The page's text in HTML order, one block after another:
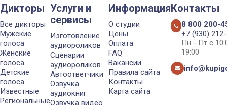
Дикторы
Все дикторы
Мужские
голоса
Женские
голоса
Детские
голоса
Известные
Региональные
Услуги и
сервисы
Изготовление
аудиороликов
Сценарии
аудиороликов
Автоответчики
Озвучка
аудиокниг
Озвучка видео
Информация
О студии
Цены
Оплата
FAQ
Вакансии
Правила сайта
Контакты
Карта сайта
Контакты
8 800 200-
+7 (930)
Пн - Пт с
19:00